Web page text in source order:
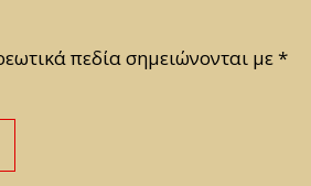
πεδία σημειώνονται με*